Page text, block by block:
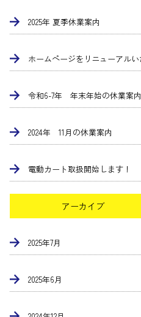
2025年 夏季休業案内
令和6-7年 年末年始の休業案内
2024年 11月の休業案内
電動カート取扱開始します！
アーカイブ
2025年7月
2025年6月